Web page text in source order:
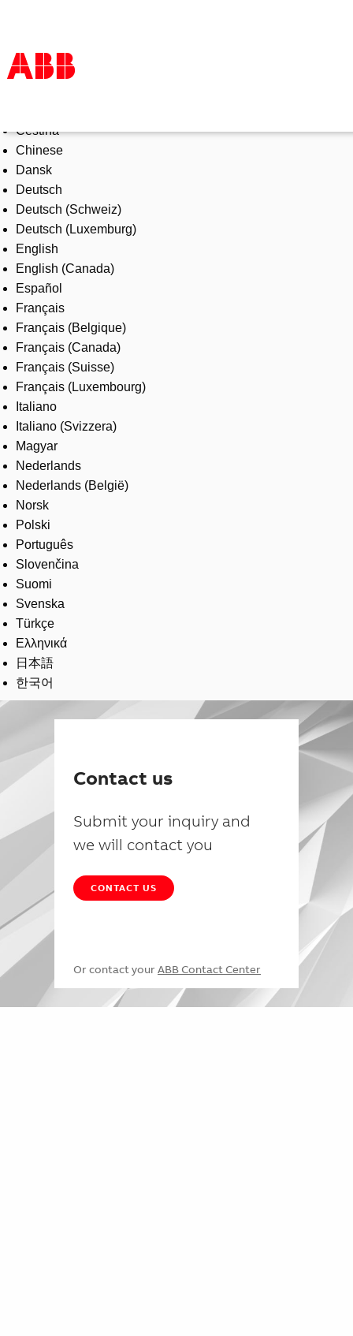
Products & Solutions
Industries
Services
About us
Where to buy
Contact us
Careers
Čeština
Chinese
Dansk
Deutsch
Deutsch (Schweiz)
Deutsch (Luxemburg)
English
English (Canada)
Español
Français
Français (Belgique)
Français (Canada)
Français (Suisse)
Français (Luxembourg)
Italiano
Italiano (Svizzera)
Magyar
Nederlands
Nederlands (België)
Norsk
Polski
Português
Slovenčina
Suomi
Svenska
Türkçe
Ελληνικά
日本語
한국어
Contact us
Submit your inquiry and
we will contact you
CONTACT US
Or contact your ABB Contact Center